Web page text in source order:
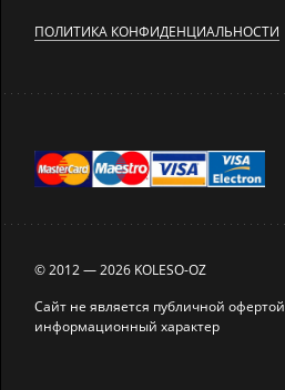
ПОЛИТИКА КОНФИДЕНЦИАЛЬНОСТИ
© 2012 — 2026 KOLESO-OZ
Сайт не является публичной
информационный характер